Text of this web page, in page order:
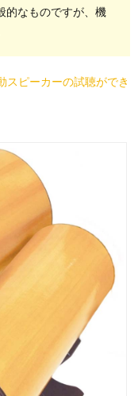
的なものですが、機
スピーカーの試聴ができ